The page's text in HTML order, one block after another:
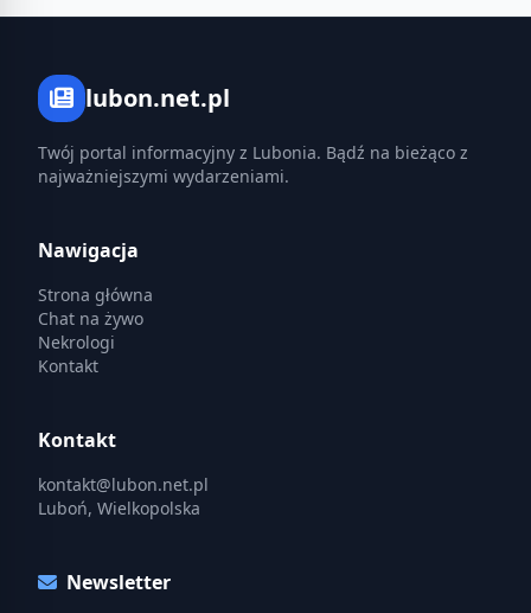
lubon.net.pl
Twój portal informacyjny z Lubonia. Bądź na bieżąco z
najważniejszymi wydarzeniami.
Nawigacja
Strona główna
Chat na żywo
Nekrologi
Kontakt
Kontakt
kontakt@lubon.net.pl
Luboń, Wielkopolska
Newsletter